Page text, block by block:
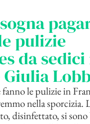
pulizie
da
le pulizie in
nella sporcizia.
disinfettato, si